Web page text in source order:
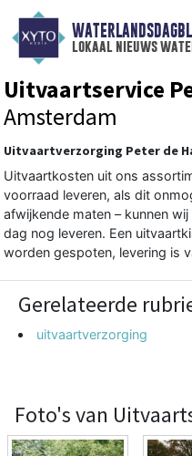
lokaal nieuws
Uitvaartservice
Amsterdam
Uitvaartverzorging Peter de
Uitvaartkosten uit ons
voorraad leveren, als dit
afwijkende maten – kunnen
dag nog leveren. Een
worden gespoten, levering is
Gerelateerde
uitvaartverzorging
Foto's van